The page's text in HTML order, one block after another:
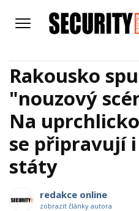
Rakousko
"nouzový
Na
se připravují
státy
redakce online
zobrazit články autora